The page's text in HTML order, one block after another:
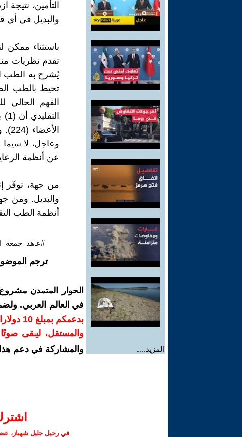
المزيد.....
التأمين،
والبديل في أي
باستثناء ممكن
تقدم نظريات
تحيط بالطب
وعاجل، لا
عن أنظمة الرعاية
من جهة، توفّر
والبديل. ومن
أنظمة الطب
ترجم
الحوار المتمدن
في العالم العربي.
والمستقل، ليبقى
والمشاركة في دعم
في رحيل جليل شهباز،